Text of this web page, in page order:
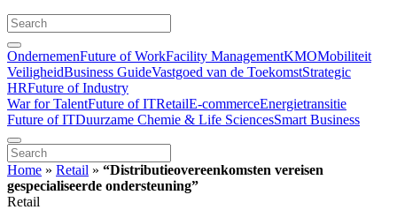
OndernemenFuture of WorkFacility ManagementKMOMobiliteit
VeiligheidBusiness GuideVastgoed van de ToekomstStrategic
HRFuture of Industry
War for TalentFuture of ITRetailE-commerceEnergietransitie
Future of ITDuurzame Chemie & Life SciencesSmart Business
Home » Retail » “Distributieovereenkomsten vereisen
gespecialiseerde ondersteuning”
Retail